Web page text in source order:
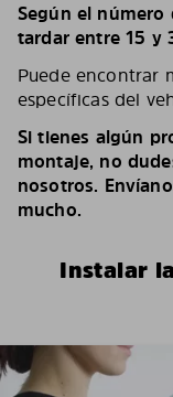
Según el número
tardar entre 15 y
Puede encontrar
específicas del
Si tienes algún
montaje, no
nosotros.
mucho.
Instalar